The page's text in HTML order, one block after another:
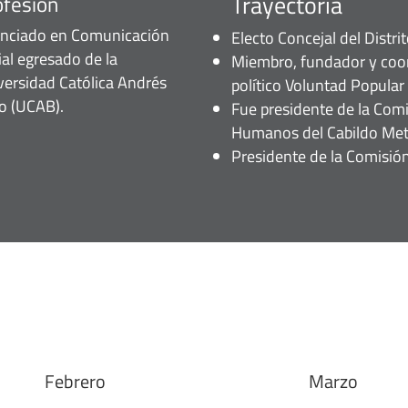
en Comunicación
egresado de la
Católica Andrés
(UCAB).
Electo Concejal del
Miembro, fundador y
político Voluntad Popular
Fue presidente de la
Humanos del Cabildo
Presidente de la
Febrero Marzo